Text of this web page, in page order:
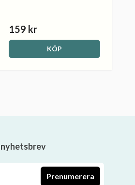
159 kr
KÖP
Prenumerera